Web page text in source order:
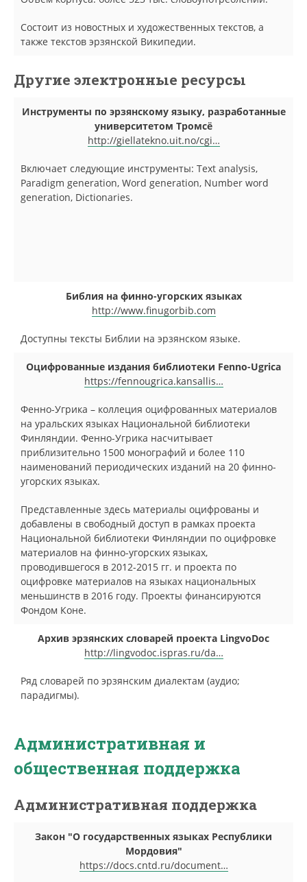
Состоит из новостных и художественных текстов, а
также текстов эрзянской Википедии.
Другие электронные ресурсы
Инструменты по эрзянскому языку, разработанные
университетом Тромсё
http://giellatekno.uit.no/cgi…
Включает следующие инструменты: Text analysis,
Paradigm generation, Word generation, Number word
generation, Dictionaries.
Библия на финно-угорских языках
http://www.finugorbib.com
Доступны тексты Библии на эрзянском языке.
Оцифрованные издания библиотеки Fenno-Ugrica
https://fennougrica.kansallis…
Фенно-Угрика – коллеция оцифрованных материалов
на уральских языках Национальной библиотеки
Финляндии. Фенно-Угрика насчитывает
приблизительно 1500 монографий и более 110
наименований периодических изданий на 20 финно-
угорских языках.
Представленные здесь материалы оцифрованы и
добавлены в свободный доступ в рамках проекта
Национальной библиотеки Финляндии по оцифровке
материалов на финно-угорских языках,
проводившегося в 2012-2015 гг. и проекта по
оцифровке материалов на языках национальных
меньшинств в 2016 году. Проекты финансируются
Фондом Коне.
Архив эрзянских словарей проекта LingvoDoc
http://lingvodoc.ispras.ru/da…
Ряд словарей по эрзянским диалектам (аудио;
парадигмы).
Административная и
общественная поддержка
Административная поддержка
Закон "О государственных языках Республики
Мордовия"
https://docs.cntd.ru/document…